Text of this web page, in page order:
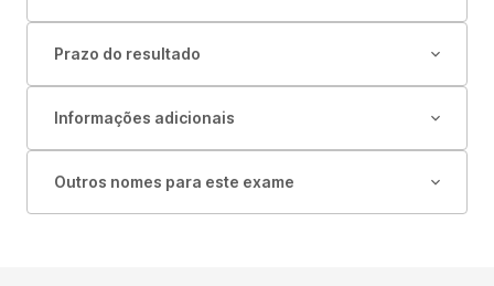
Prazo do resultado
Informações adicionais
Outros nomes para este exame